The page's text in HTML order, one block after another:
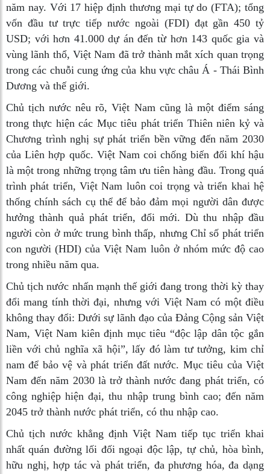
năm nay. Với 17 hiệp định thương mại tự do (FTA); tổng
vốn đầu tư trực tiếp nước ngoài (FDI) đạt gần 450 tỷ
USD; với hơn 41.000 dự án đến từ hơn 143 quốc gia và
vùng lãnh thổ, Việt Nam đã trở thành mắt xích quan trọng
trong các chuỗi cung ứng của khu vực châu Á - Thái Bình
Dương và thế giới.
Chủ tịch nước nêu rõ, Việt Nam cũng là một điểm sáng
trong thực hiện các Mục tiêu phát triển Thiên niên kỷ và
Chương trình nghị sự phát triển bền vững đến năm 2030
của Liên hợp quốc. Việt Nam coi chống biến đổi khí hậu
là một trong những trọng tâm ưu tiên hàng đầu. Trong quá
trình phát triển, Việt Nam luôn coi trọng và triển khai hệ
thống chính sách cụ thể để bảo đảm mọi người dân được
hưởng thành quả phát triển, đổi mới. Dù thu nhập đầu
người còn ở mức trung bình thấp, nhưng Chỉ số phát triển
con người (HDI) của Việt Nam luôn ở nhóm mức độ cao
trong nhiều năm qua.
Chủ tịch nước nhấn mạnh thế giới đang trong thời kỳ thay
đổi mang tính thời đại, nhưng với Việt Nam có một điều
không thay đổi: Dưới sự lãnh đạo của Đảng Cộng sản Việt
Nam, Việt Nam kiên định mục tiêu “độc lập dân tộc gắn
liền với chủ nghĩa xã hội”, lấy đó làm tư tưởng, kim chỉ
nam để bảo vệ và phát triển đất nước. Mục tiêu của Việt
Nam đến năm 2030 là trở thành nước đang phát triển, có
công nghiệp hiện đại, thu nhập trung bình cao; đến năm
2045 trở thành nước phát triển, có thu nhập cao.
Chủ tịch nước khẳng định Việt Nam tiếp tục triển khai
nhất quán đường lối đối ngoại độc lập, tự chủ, hòa bình,
hữu nghị, hợp tác và phát triển, đa phương hóa, đa dạng